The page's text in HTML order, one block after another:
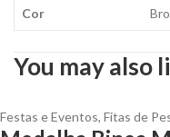
Cor
You may also
Festas e Eventos, Fitas de